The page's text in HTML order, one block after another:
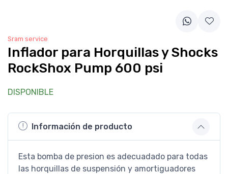
Sram service
Inflador para Horquillas y Shocks
RockShox Pump 600 psi
DISPONIBLE
Información de producto
Esta bomba de presion es adecuadado para todas
las horquillas de suspensión y amortiguadores